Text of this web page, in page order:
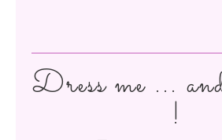
Dress me ...
!